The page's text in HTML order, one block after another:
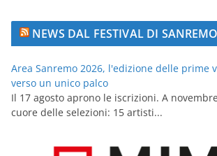
NEWS DAL FESTIVAL DI SANREMO
Area Sanremo 2026, l'edizione delle prime
verso un unico palco
Il 17 agosto aprono le iscrizioni. A
cuore delle selezioni: 15 artisti...